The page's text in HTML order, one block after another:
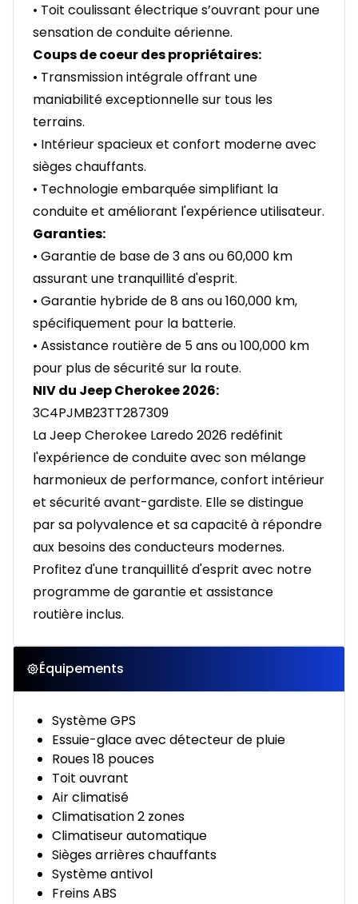
• Toit coulissant électrique s’ouvrant pour une
sensation de conduite aérienne.
Coups de coeur des propriétaires:
• Transmission intégrale offrant une
maniabilité exceptionnelle sur tous les
terrains.
• Intérieur spacieux et confort moderne avec
sièges chauffants.
• Technologie embarquée simplifiant la
conduite et améliorant l'expérience utilisateur.
Garanties:
• Garantie de base de 3 ans ou 60,000 km
assurant une tranquillité d'esprit.
• Garantie hybride de 8 ans ou 160,000 km,
spécifiquement pour la batterie.
• Assistance routière de 5 ans ou 100,000 km
pour plus de sécurité sur la route.
NIV du Jeep Cherokee 2026:
3C4PJMB23TT287309
La Jeep Cherokee Laredo 2026 redéfinit
l'expérience de conduite avec son mélange
harmonieux de performance, confort intérieur
et sécurité avant-gardiste. Elle se distingue
par sa polyvalence et sa capacité à répondre
aux besoins des conducteurs modernes.
Profitez d'une tranquillité d'esprit avec notre
programme de garantie et assistance
routière inclus.
Équipements
Système GPS
Essuie-glace avec détecteur de pluie
Roues 18 pouces
Toit ouvrant
Air climatisé
Climatisation 2 zones
Climatiseur automatique
Sièges arrières chauffants
Système antivol
Freins ABS